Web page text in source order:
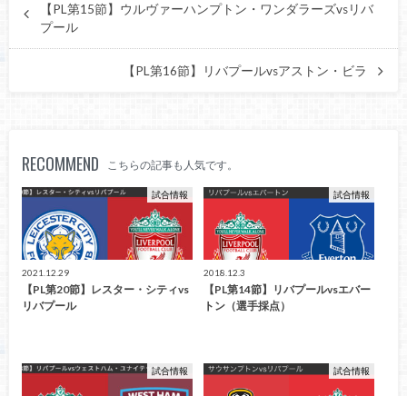
【PL第15節】ウルヴァーハンプトン・ワンダラーズvsリバ
プール
【PL第16節】リバプールvsアストン・ビラ
RECOMMEND こちらの記事も人気です。
試合情報
2021.12.29
【PL第20節】レスター・シティvs
リバプール
試合情報
2018.12.3
【PL第14節】リバプールvsエバー
トン（選手採点）
試合情報 試合情報